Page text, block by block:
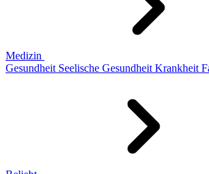
Medizin
Gesundheit Seelische Gesundheit Krankheit